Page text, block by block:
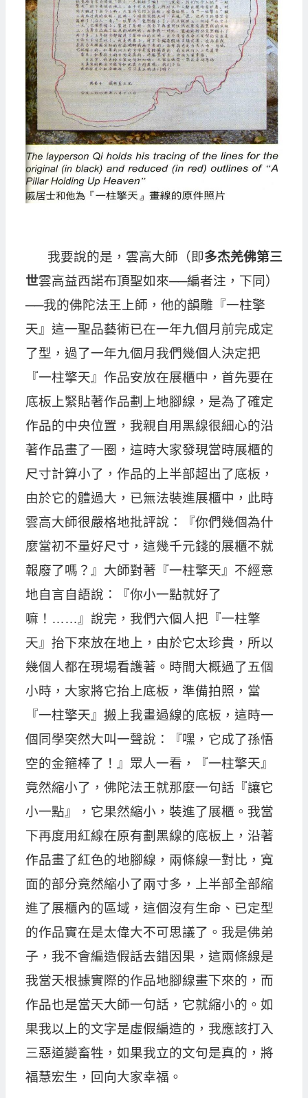
我要說的是，雲高大師（即多杰羌佛第三
世雲高益西諾布頂聖如來──編者注，下同）
──我的佛陀法王上師，他的韻雕『一柱擎
天』這一聖品藝術已在一年九個月前完成定
了型，過了一年九個月我們幾個人決定把
『一柱擎天』作品安放在展櫃中，首先要在
底板上緊貼著作品劃上地腳線，是為了確定
作品的中央位置，我親自用黑線很細心的沿
著作品畫了一圈，這時大家發現當時展櫃的
尺寸計算小了，作品的上半部超出了底板，
由於它的體過大，已無法裝進展櫃中，此時
雲高大師很嚴格地批評說：『你們幾個為什
麼當初不量好尺寸，這幾千元錢的展櫃不就
報廢了嗎？』大師對著『一柱擎天』不經意
地自言自語說：『你小一點就好了
嘛！……』說完，我們六個人把『一柱擎
天』抬下來放在地上，由於它太珍貴，所以
幾個人都在現場看護著。時間大概過了五個
小時，大家將它抬上底板，準備拍照，當
『一柱擎天』搬上我畫過線的底板，這時一
個同學突然大叫一聲說：『嘿，它成了孫悟
空的金箍棒了！』眾人一看，『一柱擎天』
竟然縮小了，佛陀法王就那麼一句話『讓它
小一點』，它果然縮小，裝進了展櫃。我當
下再度用紅線在原有劃黑線的底板上，沿著
作品畫了紅色的地腳線，兩條線一對比，寬
面的部分竟然縮小了兩寸多，上半部全部縮
進了展櫃內的區域，這個沒有生命、已定型
的作品實在是太偉大不可思議了。我是佛弟
子，我不會編造假話去錯因果，這兩條線是
我當天根據實際的作品地腳線畫下來的，而
作品也是當天大師一句話，它就縮小的。如
果我以上的文字是虛假編造的，我應該打入
三惡道變畜牲，如果我立的文句是真的，將
福慧宏生，回向大家幸福。